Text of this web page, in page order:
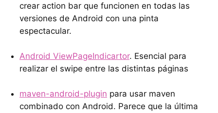
crear action bar que funcionen en todas las
versiones de Android con una pinta
espectacular.
Android ViewPageIndicartor. Esencial para
realizar el swipe entre las distintas páginas
maven-android-plugin para usar maven
combinado con Android. Parece que la última